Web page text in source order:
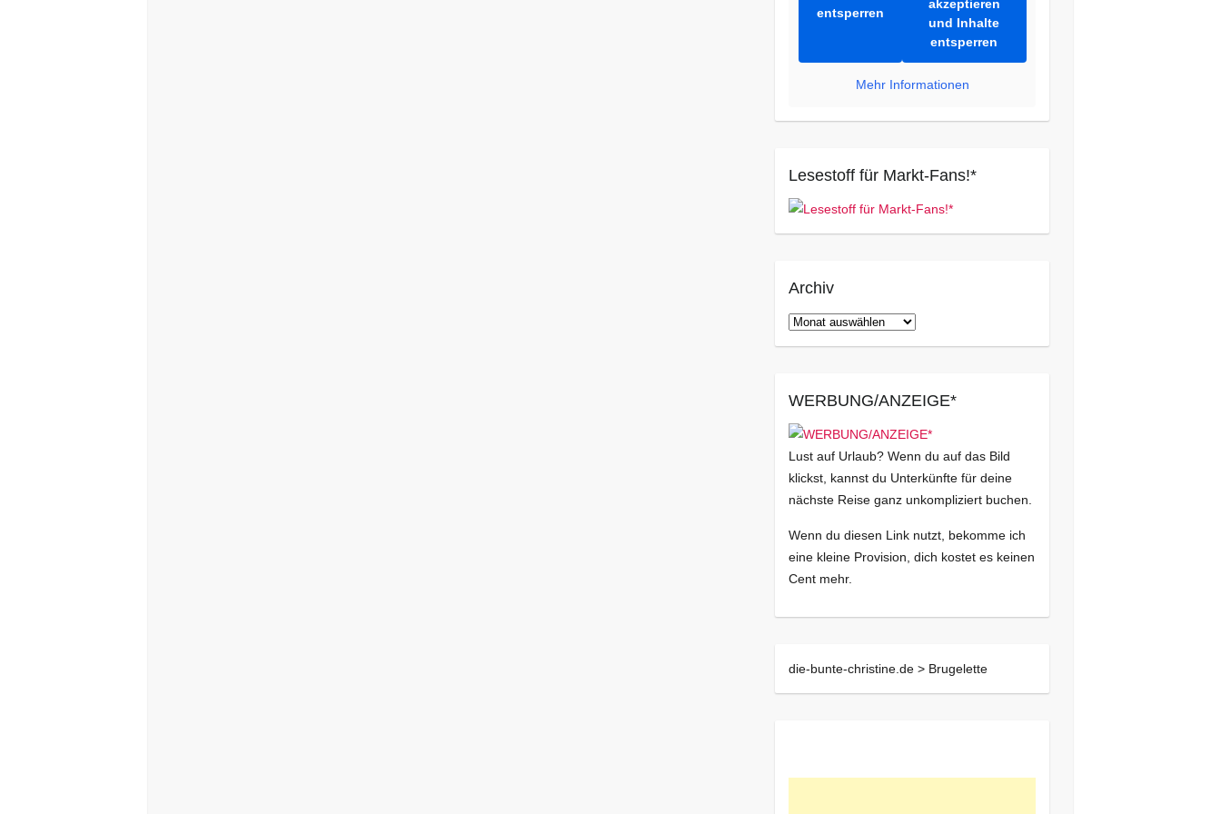
entsperren
akzeptieren
und Inhalte
entsperren
Mehr Informationen
Lesestoff für Markt-Fans!*
Archiv
Archiv
WERBUNG/ANZEIGE*
Lust auf Urlaub? Wenn du auf das Bild
klickst, kannst du Unterkünfte für deine
nächste Reise ganz unkompliziert buchen.
Wenn du diesen Link nutzt, bekomme ich
eine kleine Provision, dich kostet es keinen
Cent mehr.
die-bunte-christine.de > Brugelette